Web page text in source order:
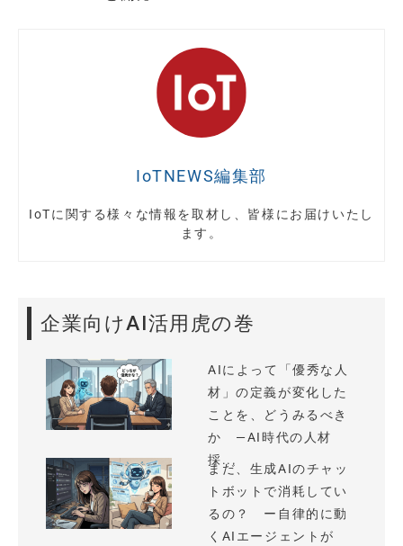
IoTNEWS編集部
IoTに関する様々な情報を取材し、皆様にお届けいたし
ます。
企業向けAI活用虎の巻
AIによって「優秀な人
材」の定義が変化した
ことを、どうみるべき
か —AI時代の人材
採...
まだ、生成AIのチャッ
トボットで消耗してい
るの？ ー自律的に動
くAIエージェントが